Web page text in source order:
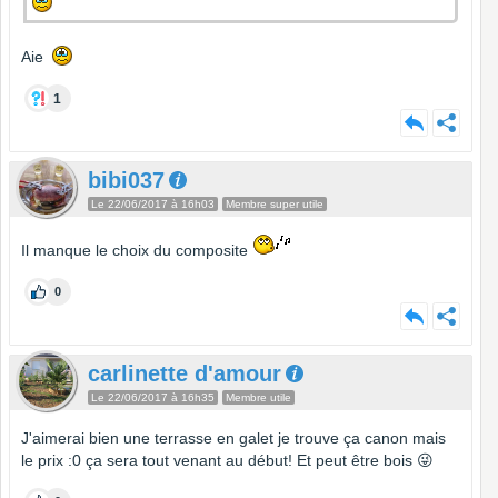
Aie
1
bibi037
Le 22/06/2017 à 16h03 Membre super utile
Il manque le choix du composite
0
carlinette d'amour
Le 22/06/2017 à 16h35 Membre utile
J'aimerai bien une terrasse en galet je trouve ça canon mais
le prix :0 ça sera tout venant au début! Et peut être bois 😜